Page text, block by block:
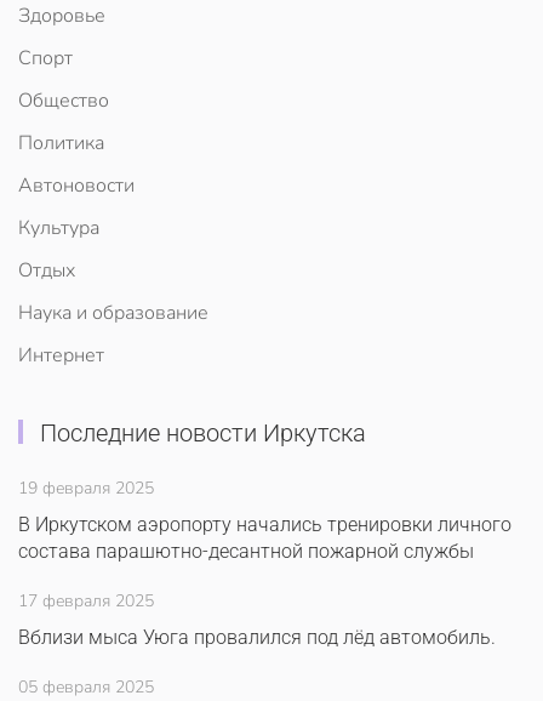
Здоровье
Спорт
Общество
Политика
Автоновости
Культура
Отдых
Наука и образование
Интернет
Последние новости Иркутска
19 февраля 2025
В Иркутском аэропорту начались тренировки личного
состава парашютно-десантной пожарной службы
17 февраля 2025
Вблизи мыса Уюга провалился под лёд автомобиль.
05 февраля 2025